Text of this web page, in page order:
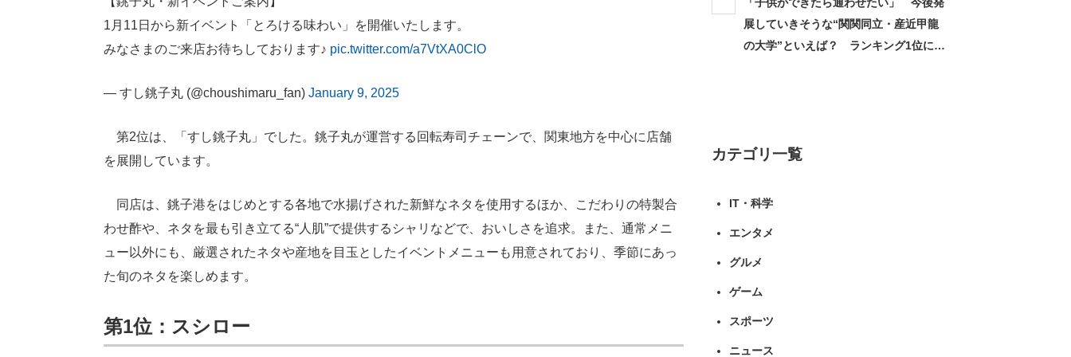
1月11日から新イベント「とろける味わい」を開催いたします。
みなさまのご来店お待ちしております♪ pic.twitter.com/a7VtXA0ClO
— すし銚子丸 (@choushimaru_fan) January 9, 2025
第2位は、「すし銚子丸」でした。銚子丸が運営する回転寿司チェーンで、関東地方を中心に店舗
を展開しています。
同店は、銚子港をはじめとする各地で水揚げされた新鮮なネタを使用するほか、こだわりの特製合
わせ酢や、ネタを最も引き立てる“人肌”で提供するシャリなどで、おいしさを追求。また、通常メニ
ュー以外にも、厳選されたネタや産地を目玉としたイベントメニューも用意されており、季節にあっ
た旬のネタを楽しめます。
第1位：スシロー
展していきそうな“関関同立・産近甲龍
の大学”といえば？ ランキング1位に学
カテゴリ一覧
IT・科学
エンタメ
グルメ
ゲーム
スポーツ
ニュース